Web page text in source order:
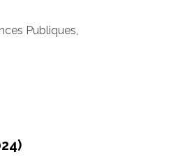
Publiques,